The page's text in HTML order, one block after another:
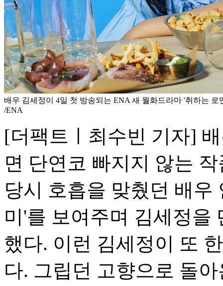
배우 김세정이 4일 첫 방송되는 ENA 새 월화드라마 '취하는 로
/ENA
[더팩트ㅣ최수빈 기자]
면 단연코 빠지지 않는
당시 호흡을 맞췄던 배우
미'를 보여주며 김세정을
했다. 이런 김세정이 또
다. 그립던 고향으로 돌